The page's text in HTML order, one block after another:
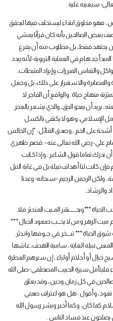
سيعينه عليه .
، فهو مخلوق ابتداء ليستخلف فيها ليحقق
بعض الصالحين بأنه كان قرآنًا يمشي
يجتهد فقط، بل مطلوب منه أن يفرغ
جد هام في العملية التربوية؛ لأنه يبدد
والتماس المبررات وإيراد المثبطات ،
والاستمرار على ذلك، بل وجعل
منهاج حياة . والواقع أن الفاجر لا
يريد أن يمحو الحق، والذي يشعر بالعجز
الإسلامي، وهو لا يكتفي بالكسل
أشحة على الخير ، وصدق القائل : "إن الجالس
علي -رضي الله تعالى عنه -: قصم ظهري
ندرك تماما قول الشاعر : وإذا كـانت
كانت لنا أهداف نبيلة بل في غاية النبل
ولكن الرحمن الرحيم –سبحانه- وعدنا
والرشاد .
***ويحــــــــتقر المــيت المنـدثر فلا
ميت الزهر ومن لا يحـــب صعود الجبال ***
الحياة *** تبـــــخر في جـــوفها وانـدثر
المعنى نبيلة الغاية ، سامية الهدف، عاشها
خيال أو أحلام أولياء ، إن سيرهم العطرة
فليتأمل سيرة الحبيب المصطفى -صلى الله
في كل زمان وحين ، وقد يعلق
تعود ، وأقول : هل هو اعتراف ضمني
كما كان ، وكما أخبر وبشر رسول الله
يصلحون عند فساد الناس .